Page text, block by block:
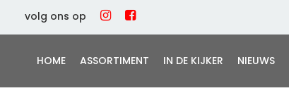
volg ons op
HOME ASSORTIMENT IN DE KIJKER NIEUWS